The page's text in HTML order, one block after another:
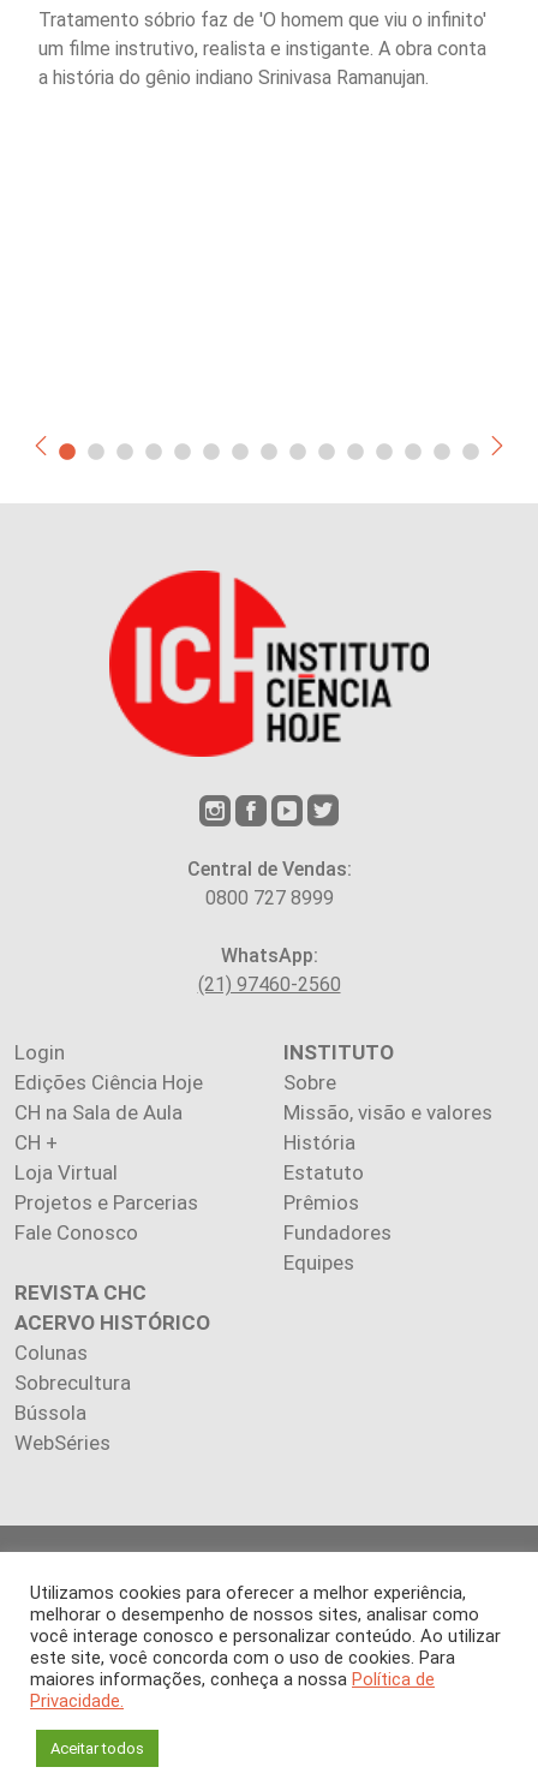
Tratamento sóbrio faz de 'O homem que viu o infinito'
um filme instrutivo, realista e instigante. A obra conta
a história do gênio indiano Srinivasa Ramanujan.
Central de Vendas:
0800 727 8999
WhatsApp:
(21) 97460-2560
Login
Edições Ciência Hoje
CH na Sala de Aula
CH +
Loja Virtual
Projetos e Parcerias
Fale Conosco
INSTITUTO
Sobre
Missão, visão e valores
História
Estatuto
Prêmios
Fundadores
Equipes
REVISTA CHC
ACERVO HISTÓRICO
Colunas
Sobrecultura
Bússola
WebSéries
reservados.
Os artigos publicados na revista refletem exclusivamente a
opinião de seus autores.
É proibida a reprodução, integral ou parcial, do conteúdo (imagens
e textos) sem prévia autorização.
Utilizamos cookies para oferecer a melhor experiência,
melhorar o desempenho de nossos sites, analisar como
você interage conosco e personalizar conteúdo. Ao utilizar
este site, você concorda com o uso de cookies. Para
maiores informações, conheça a nossa Política de
Privacidade.
Aceitar todos